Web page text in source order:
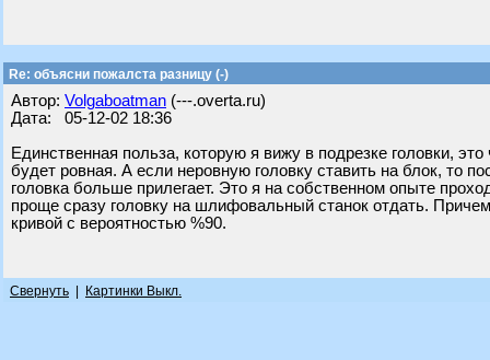
Re: объясни пожалста разницу (-)
Автор: Volgaboatman (---.overta.ru)
Дата: 05-12-02 18:36
Единственная польза, которую я вижу в подрезке головки,
будет ровная. А если неровную головку ставить на блок, то
головка больше прилегает. Это я на собственном опыте
проще сразу головку на шлифовальный станок отдать.
кривой с вероятностью %90.
Свернуть Картинки Выкл.